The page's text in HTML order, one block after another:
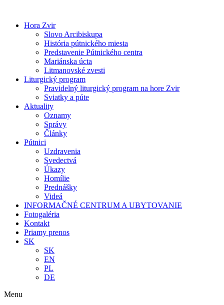
obsah
Hora Zvir
Slovo Arcibiskupa
História pútnického miesta
Predstavenie Pútnického centra
Mariánska úcta
Litmanovské zvesti
Liturgický program
Pravidelný liturgický program na hore Zvir
Sviatky a púte
Aktuality
Oznamy
Správy
Články
Pútnici
Uzdravenia
Svedectvá
Úkazy
Homílie
Prednášky
Videá
INFORMAČNÉ CENTRUM A UBYTOVANIE
Fotogaléria
Kontakt
Priamy prenos
SK
SK
EN
PL
DE
Menu